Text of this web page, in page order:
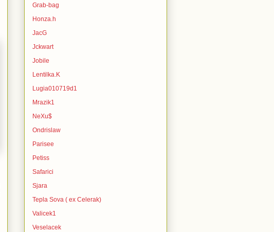
Grab-bag
Honza.h
JacG
Jckwart
Jobile
Lentilka.K
Lugia010719d1
Mrazik1
NeXu$
Ondrislaw
Parisee
Petiss
Safarici
Sjara
Tepla Sova ( ex Celerak)
Valicek1
Veselacek